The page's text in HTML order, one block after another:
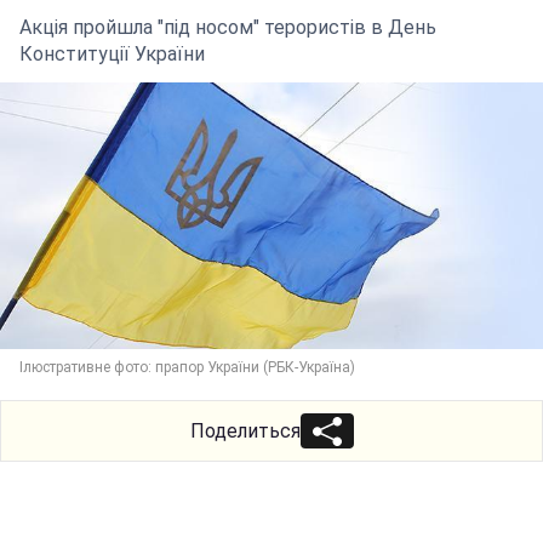
Акція пройшла "під носом" терористів в День
Конституції України
Ілюстративне фото: прапор України (РБК-Україна)
Поделиться